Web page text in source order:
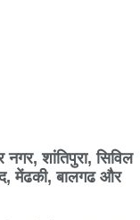
शांतिपुरा, सिविल
मेंढकी, बालगढ और